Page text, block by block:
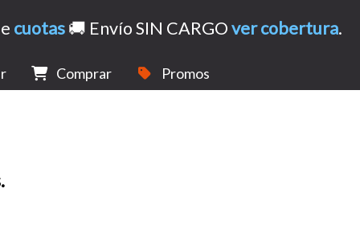
cuotas🚚 Envío SIN CARGOver cobertura.
Comprar Promos